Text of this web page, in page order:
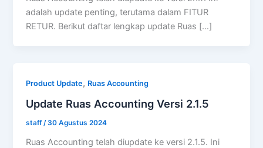
adalah update penting, terutama dalam FITUR
RETUR. Berikut daftar lengkap update Ruas […]
Product Update, Ruas Accounting
Update Ruas Accounting Versi 2.1.5
staff /30 Agustus 2024
Ruas Accounting telah diupdate ke versi 2.1.5. Ini